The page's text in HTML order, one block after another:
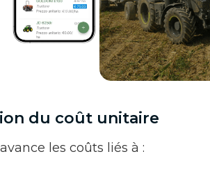
du coût unitaire
les coûts liés à :